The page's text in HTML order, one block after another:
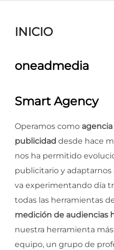
INICIO
oneadmedia
Smart Agency
Operamos como
publicidad desde hace
nos ha permitido
publicitario y adaptarnos
va experimentando día
todas las herramientas
medición de audiencias
nuestra herramienta
equipo, un grupo de